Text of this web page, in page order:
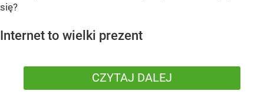
się?
Internet to wielki prezent
CZYTAJ DALEJ